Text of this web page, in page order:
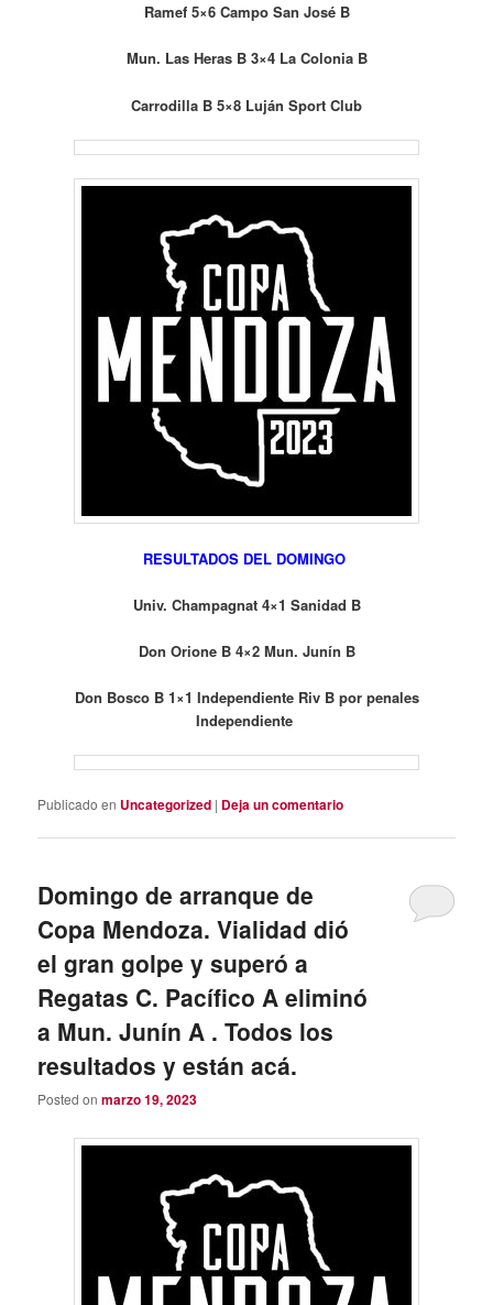
Ramef 5×6 Campo San José B
Mun. Las Heras B 3×4 La Colonia B
Carrodilla B 5×8 Luján Sport Club
RESULTADOS DEL DOMINGO
Univ. Champagnat 4×1 Sanidad B
Don Orione B 4×2 Mun. Junín B
Don Bosco B 1×1 Independiente Riv B por penales
Independiente
Publicado en Uncategorized | Deja un comentario
Domingo de arranque de
Copa Mendoza. Vialidad dió
el gran golpe y superó a
Regatas C. Pacífico A eliminó
a Mun. Junín A . Todos los
resultados y están acá.
Posted onmarzo 19, 2023